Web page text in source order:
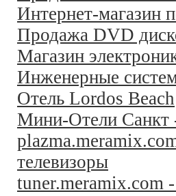
Интернет-магазин
Продажа DVD
Магазин
Инженерные
Отель Lordos Beach
Мини-Отели Санкт
телевизоры
tuner.meramix.com